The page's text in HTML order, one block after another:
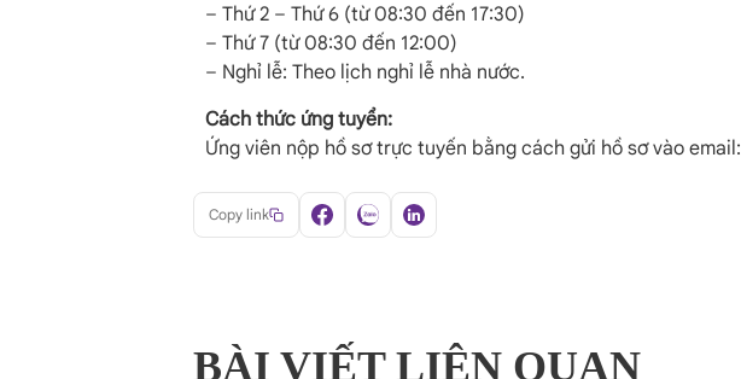
– Thứ 2 – Thứ 6 (từ 08:30 đến 17:30)
– Thứ 7 (từ 08:30 đến 12:00)
– Nghỉ lễ: Theo lịch nghỉ lễ nhà nước.
Cách thức ứng tuyển:
Ứng viên nộp hồ sơ trực tuyến bằng cách gửi hồ sơ vào email:
Copy link
BÀI VIẾT LIÊN QUAN